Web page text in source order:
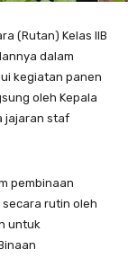
(Rutan) Kelas IIB
dalam
kegiatan panen
oleh Kepala
jajaran staf
pembinaan
rutin oleh
untuk